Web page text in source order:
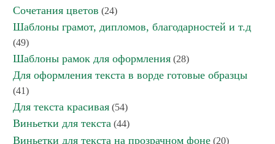
Сочетания цветов (24)
Шаблоны грамот, дипломов, благодарностей и т.д
(49)
Шаблоны рамок для оформления (28)
Для оформления текста в ворде готовые образцы
(41)
Для текста красивая (54)
Виньетки для текста (44)
Виньетки для текста на прозрачном фоне (20)